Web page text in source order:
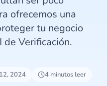
ofrecemos una
tu negocio
Verificación.
2024
4 minutos leer